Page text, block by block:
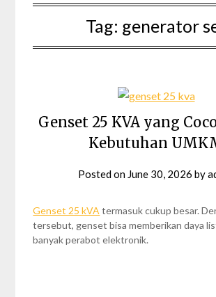
Tag: generator
Genset 25 KVA yang
Kebutuhan
Posted on June 30, 2026 by
Genset 25 kVA termasuk cukup besar.
tersebut, genset bisa memberikan daya
banyak perabot elektronik.